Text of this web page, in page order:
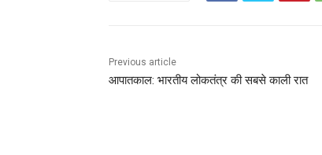
Previous article
आपातकाल: भारतीय लोकतंत्र की सबसे काली रात